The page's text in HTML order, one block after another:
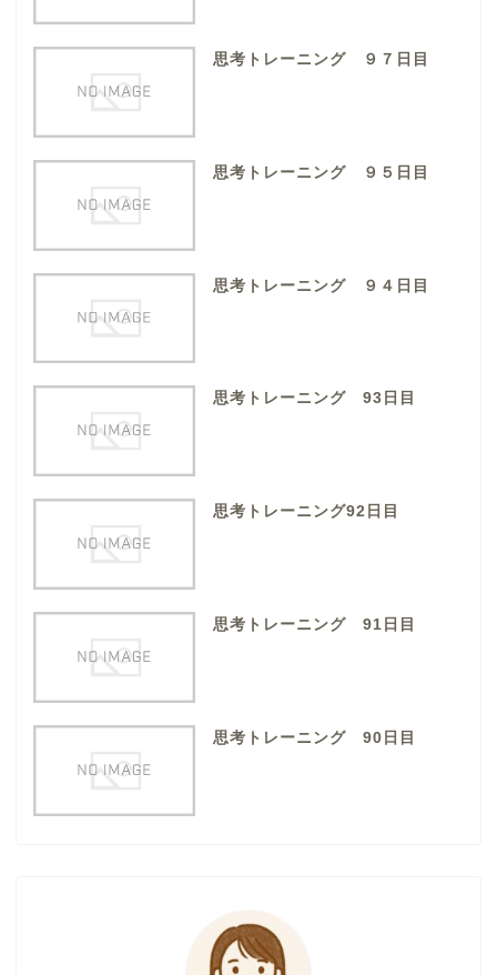
思考トレーニング ９７日目
思考トレーニング ９５日目
思考トレーニング ９４日目
思考トレーニング 93日目
思考トレーニング92日目
思考トレーニング 91日目
思考トレーニング 90日目